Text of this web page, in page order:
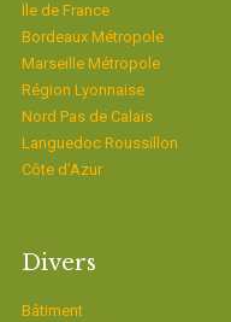
Ïle de France
Bordeaux Métropole
Marseille Métropole
Région Lyonnaise
Nord Pas de Calais
Languedoc Roussillon
Côte d’Azur
Divers
Bâtiment